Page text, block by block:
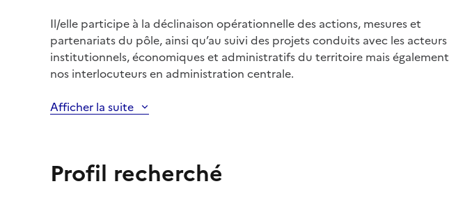
Il/elle participe à la déclinaison opérationnelle des actions, mesures et
partenariats du pôle, ainsi qu’au suivi des projets conduits avec les acteurs
institutionnels, économiques et administratifs du territoire mais également
nos interlocuteurs en administration centrale.
Afficher la suite
Profil recherché